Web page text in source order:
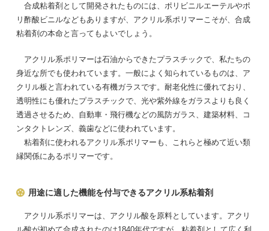
合成粘着剤として開発されたものには、ポリビニルエーテルやポ
リ酢酸ビニルなどもありますが、アクリル系ポリマーこそが、合成
粘着剤の本命と言ってもよいでしょう。
アクリル系ポリマーは石油からできたプラスチックで、私たちの
身近な所でも使われています。一般によく知られているものは、ア
クリル板と言われている有機ガラスです。耐老化性に優れており、
透明性にも優れたプラスチックで、光や紫外線をガラスよりも良く
透過させるため、自動車・飛行機などの風防ガラス、建築材料、コ
ンタクトレンズ、義歯などに使われています。
粘着剤に使われるアクリル系ポリマーも、これらと極めて近い類
縁関係にあるポリマーです。
用途に適した機能を付与できるアクリル系粘着剤
アクリル系ポリマーは、アクリル酸を原料としています。アクリ